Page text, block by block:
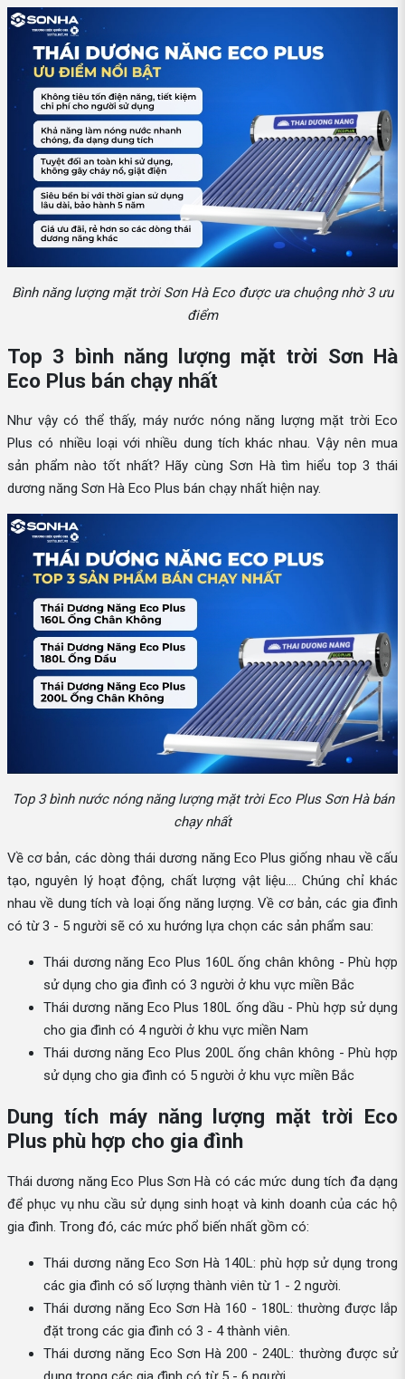
Bình năng lượng mặt trời Sơn Hà Eco được ưa chuộng nhờ 3 ưu
điểm
Top 3 bình năng lượng mặt trời Sơn Hà
Eco Plus bán chạy nhất
Như vậy có thể thấy, máy nước nóng năng lượng mặt trời Eco
Plus có nhiều loại với nhiều dung tích khác nhau. Vậy nên mua
sản phẩm nào tốt nhất? Hãy cùng Sơn Hà tìm hiểu top 3 thái
dương năng Sơn Hà Eco Plus bán chạy nhất hiện nay.
Top 3 bình nước nóng năng lượng mặt trời Eco Plus Sơn Hà bán
chạy nhất
Về cơ bản, các dòng thái dương năng Eco Plus giống nhau về cấu
tạo, nguyên lý hoạt động, chất lượng vật liệu.... Chúng chỉ khác
nhau về dung tích và loại ống năng lượng. Về cơ bản, các gia đình
có từ 3 - 5 người sẽ có xu hướng lựa chọn các sản phẩm sau:
Thái dương năng Eco Plus 160L ống chân không - Phù hợp
sử dụng cho gia đình có 3 người ở khu vực miền Bắc
Thái dương năng Eco Plus 180L ống dầu - Phù hợp sử dụng
cho gia đình có 4 người ở khu vực miền Nam
Thái dương năng Eco Plus 200L ống chân không - Phù hợp
sử dụng cho gia đình có 5 người ở khu vực miền Bắc
Dung tích máy năng lượng mặt trời Eco
Plus phù hợp cho gia đình
Thái dương năng Eco Plus Sơn Hà có các mức dung tích đa dạng
để phục vụ nhu cầu sử dụng sinh hoạt và kinh doanh của các hộ
gia đình. Trong đó, các mức phổ biến nhất gồm có:
Thái dương năng Eco Sơn Hà 140L: phù hợp sử dụng trong
các gia đình có số lượng thành viên từ 1 - 2 người.
Thái dương năng Eco Sơn Hà 160 - 180L: thường được lắp
đặt trong các gia đình có 3 - 4 thành viên.
Thái dương năng Eco Sơn Hà 200 - 240L: thường được sử